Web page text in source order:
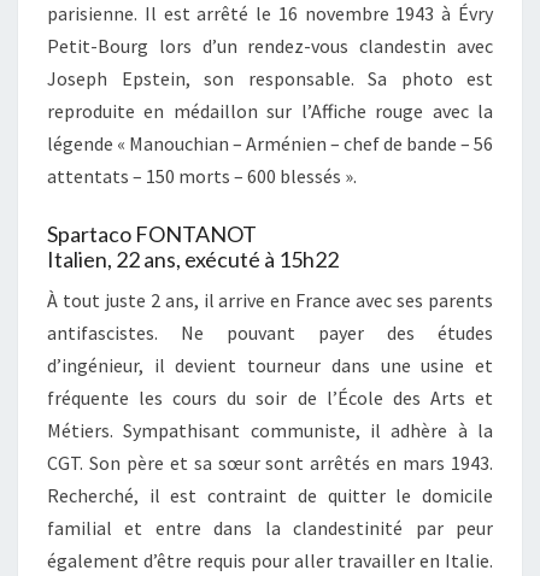
parisienne. Il est arrêté le 16 novembre 1943 à Évry
Petit-Bourg lors d’un rendez-vous clandestin avec
Joseph Epstein, son responsable. Sa photo est
reproduite en médaillon sur l’Affiche rouge avec la
légende « Manouchian – Arménien – chef de bande – 56
attentats – 150 morts – 600 blessés ».
Spartaco FONTANOT
Italien, 22 ans, exécuté à 15h22
À tout juste 2 ans, il arrive en France avec ses parents
antifascistes. Ne pouvant payer des études
d’ingénieur, il devient tourneur dans une usine et
fréquente les cours du soir de l’École des Arts et
Métiers. Sympathisant communiste, il adhère à la
CGT. Son père et sa sœur sont arrêtés en mars 1943.
Recherché, il est contraint de quitter le domicile
familial et entre dans la clandestinité par peur
également d’être requis pour aller travailler en Italie.